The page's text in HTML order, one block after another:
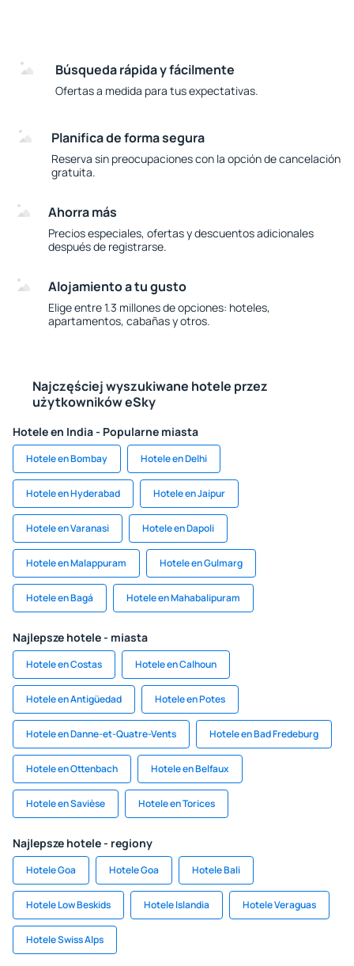
Búsqueda rápida y fácilmente
Ofertas a medida para tus expectativas.
Planifica de forma segura
Reserva sin preocupaciones con la opción de cancelación
gratuita.
Ahorra más
Precios especiales, ofertas y descuentos adicionales
después de registrarse.
Alojamiento a tu gusto
Elige entre 1.3 millones de opciones: hoteles,
apartamentos, cabañas y otros.
Najczęściej wyszukiwane hotele przez
użytkowników eSky
Hotele en India - Popularne miasta
Hotele en Bombay Hotele en Delhi
Hotele en Hyderabad Hotele en Jaipur
Hotele en Varanasi Hotele en Dapoli
Hotele en Malappuram Hotele en Gulmarg
Hotele en Bagá Hotele en Mahabalipuram
Najlepsze hotele - miasta
Hotele en Costas Hotele en Calhoun
Hotele en Antigüedad Hotele en Potes
Hotele en Danne-et-Quatre-Vents Hotele en Bad Fredeburg
Hotele en Ottenbach Hotele en Belfaux
Hotele en Savièse Hotele en Torices
Najlepsze hotele - regiony
Hotele Goa Hotele Goa Hotele Bali
Hotele Low Beskids Hotele Islandia Hotele Veraguas
Hotele Swiss Alps